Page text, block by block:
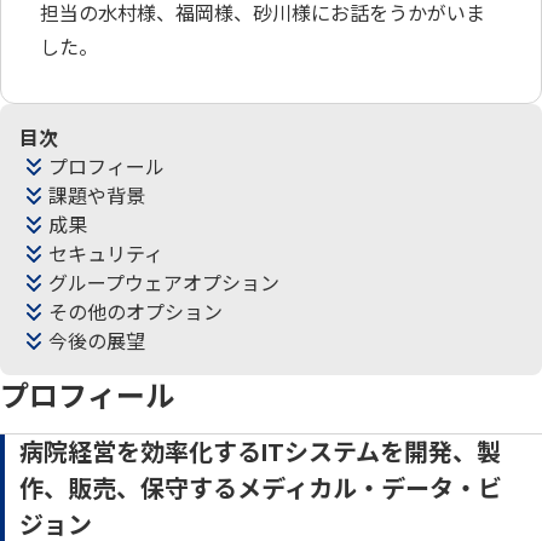
担当の水村様、福岡様、砂川様にお話をうかがいま
した。
目次
プロフィール
課題や背景
成果
セキュリティ
グループウェアオプション
その他のオプション
今後の展望
プロフィール
病院経営を効率化するITシステムを開発、製
作、販売、保守するメディカル・データ・ビ
ジョン